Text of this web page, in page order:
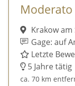
Moderato
Krakow am
Gage: auf
Letzte
5 Jahre tätig
ca. 70 km